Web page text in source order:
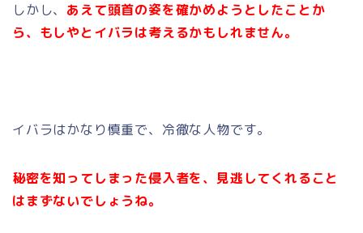
しかし、 あえて頭首の姿を確かめようとしたことか
ら、もしやとイバラは考えるかもしれません。
イバラはかなり慎重で、冷徹な人物です。
秘密を知ってしまった侵入者を、見逃してくれること
はまずないでしょうね。